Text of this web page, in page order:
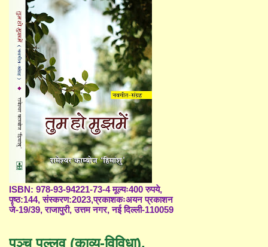
ISBN: 978-93-94221-73-4 मूल्यः400 रुपये,
पृष्ठ:144, संस्करण:2023,प्रकाशकःअयन प्रकाशन
जे-19/39, राजापुरी, उत्तम नगर, नई दिल्ली-110059
पञ्च पल्लव (काव्य-विविधा),